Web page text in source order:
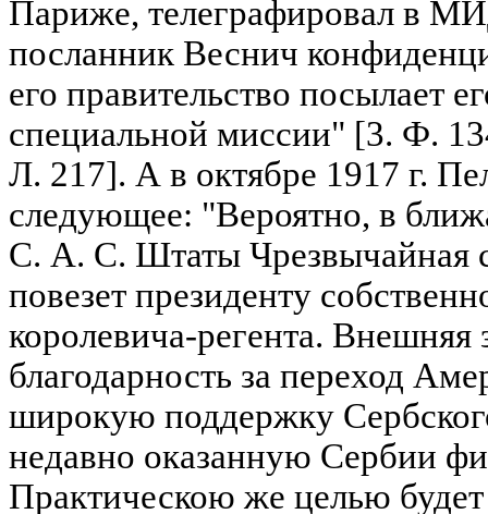
Париже, телеграфировал в
посланник Веснич
его правительство посылает
специальной миссии" [3. Ф.
Л. 217]. А в октябре 1917 г.
следующее: "Вероятно, в
С. А. С. Штаты Чрезвычайная
повезет президенту
королевича-регента. Внешняя
благодарность за переход
широкую поддержку
недавно оказанную Сербии
Практическою же целью